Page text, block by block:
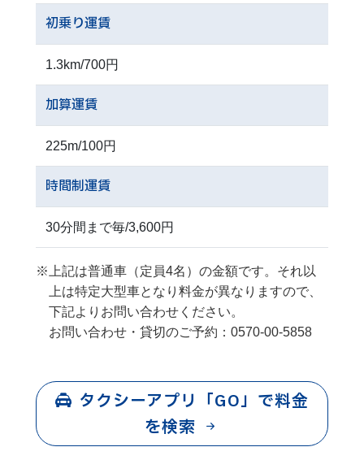
初乗り運賃
1.3km/700円
加算運賃
225m/100円
時間制運賃
30分間まで毎/3,600円
※上記は普通車（定員4名）の金額です。それ以
上は特定大型車となり料金が異なりますので、
下記よりお問い合わせください。
お問い合わせ・貸切のご予約： 0570-00-5858
タクシーアプリ「GO」で料金
を検索